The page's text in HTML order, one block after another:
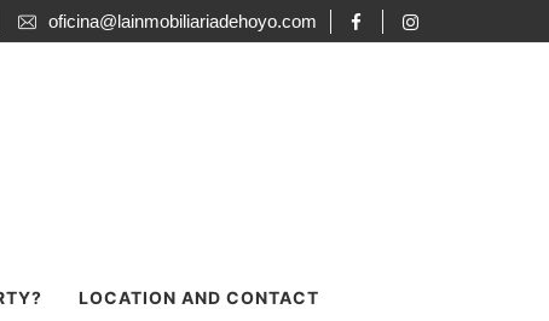
oficina@lainmobiliariadehoyo.com
LOCATION AND CONTACT